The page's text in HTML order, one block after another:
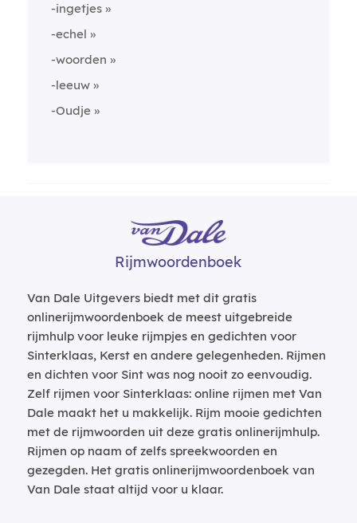
-ingetjes
-echel
-woorden
-leeuw
-Oudje
Rijmwoordenboek
Van Dale Uitgevers biedt met dit gratis
onlinerijmwoordenboek de meest uitgebreide
rijmhulp voor leuke rijmpjes en gedichten voor
Sinterklaas, Kerst en andere gelegenheden. Rijmen
en dichten voor Sint was nog nooit zo eenvoudig.
Zelf rijmen voor Sinterklaas: online rijmen met Van
Dale maakt het u makkelijk. Rijm mooie gedichten
met de rijmwoorden uit deze gratis onlinerijmhulp.
Rijmen op naam of zelfs spreekwoorden en
gezegden. Het gratis onlinerijmwoordenboek van
Van Dale staat altijd voor u klaar.